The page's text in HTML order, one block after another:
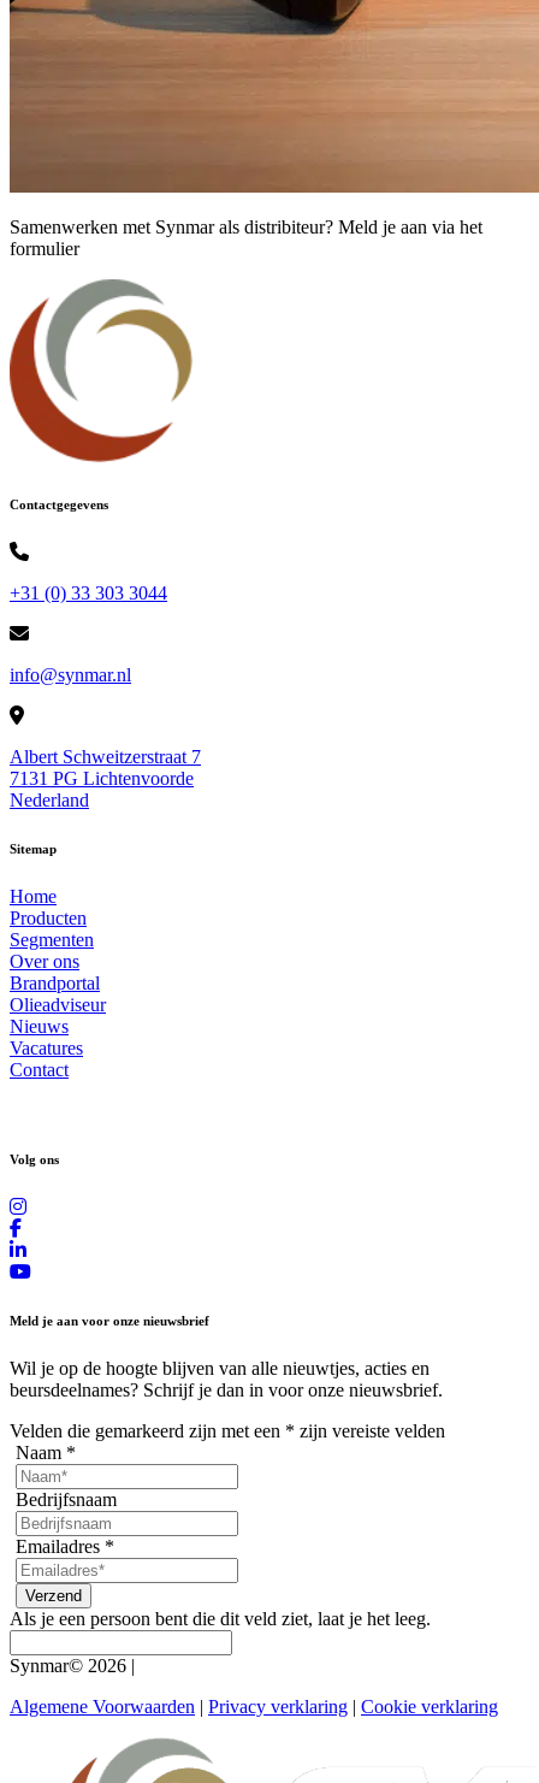
Samenwerken met Synmar als distribiteur? Meld je aan via het
formulier
Contactgegevens
+31 (0) 33 303 3044
info@synmar.nl
Albert Schweitzerstraat 7
7131 PG Lichtenvoorde
Nederland
Sitemap
Home
Producten
Segmenten
Over ons
Brandportal
Olieadviseur
Nieuws
Vacatures
Contact
Volg ons
Meld je aan voor onze nieuwsbrief
Wil je op de hoogte blijven van alle nieuwtjes, acties en
beursdeelnames? Schrijf je dan in voor onze nieuwsbrief.
Velden die gemarkeerd zijn met een * zijn vereiste velden
Naam *
Bedrijfsnaam
Emailadres *
Als je een persoon bent die dit veld ziet, laat je het leeg.
Synmar© 2026 |
Algemene Voorwaarden | Privacy verklaring | Cookie verklaring